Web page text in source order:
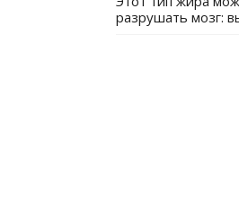
разрушать мозг: